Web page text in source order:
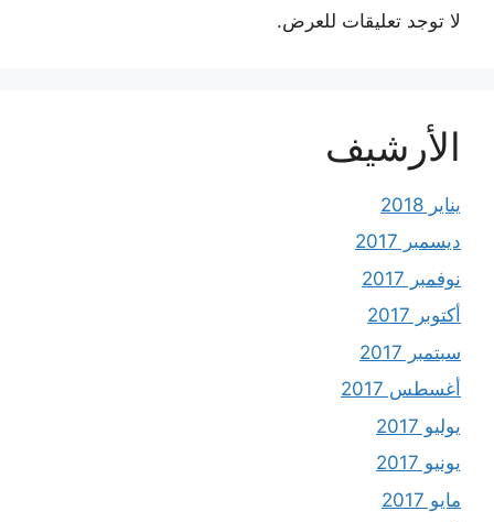
لا توجد تعليقات للعرض.
الأرشيف
يناير 2018
ديسمبر 2017
نوفمبر 2017
أكتوبر 2017
سبتمبر 2017
أغسطس 2017
يوليو 2017
يونيو 2017
مايو 2017